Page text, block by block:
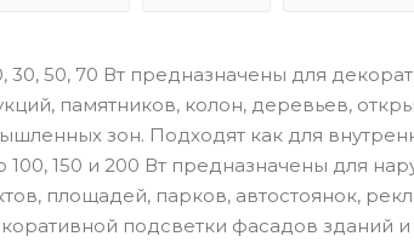
50, 70 Вт предназначены для
памятников, колон, деревьев,
зон. Подходят как для
150 и 200 Вт предназначены для
площадей, парков, автостоянок,
подсветки фасадов зданий